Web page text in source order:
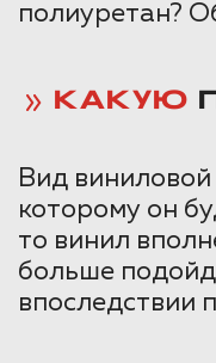
полиуретан?
КАКУЮ
Вид
которому он
то винил
больше
впоследствии